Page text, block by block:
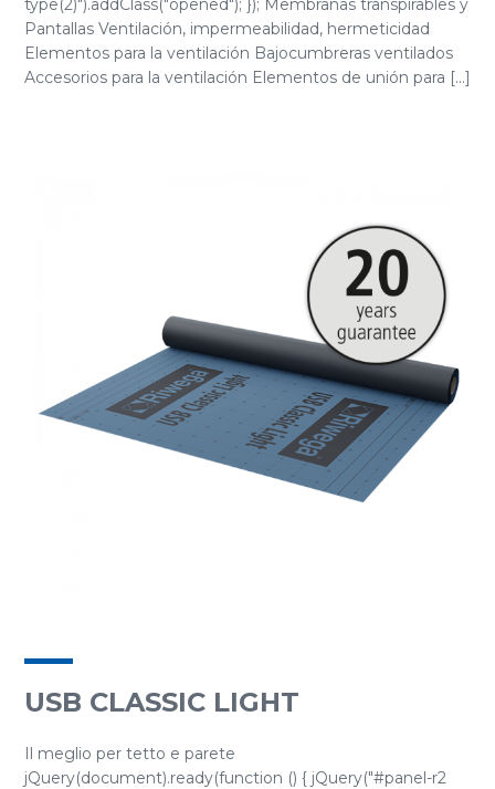
type(2)").addClass("opened"); }); Membranas transpirables y
Pantallas Ventilación, impermeabilidad, hermeticidad
Elementos para la ventilación Bajocumbreras ventilados
Accesorios para la ventilación Elementos de unión para [...]
USB CLASSIC LIGHT
Il meglio per tetto e parete
jQuery(document).ready(function () { jQuery("#panel-r2